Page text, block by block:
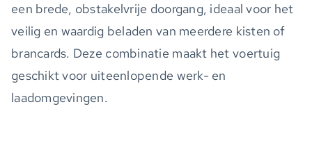
een brede, obstakelvrije doorgang, ideaal voor het
veilig en waardig beladen van meerdere kisten of
brancards. Deze combinatie maakt het voertuig
geschikt voor uiteenlopende werk- en
laadomgevingen.